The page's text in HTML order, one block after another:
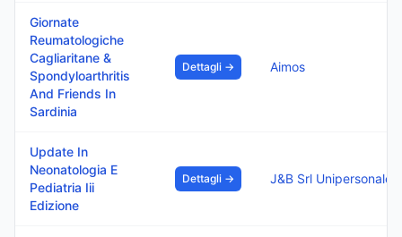
Giornate
Reumatologiche
Cagliaritane &
Spondyloarthritis
And Friends In
Sardinia
Dettagli → Aimos
Update In
Neonatologia E
Pediatria Iii
Edizione
Dettagli → J&B Srl Unipersonale